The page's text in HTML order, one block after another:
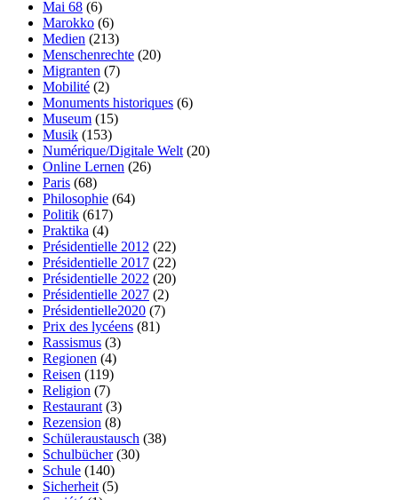
Mai 68 (6)
Marokko (6)
Medien (213)
Menschenrechte (20)
Migranten (7)
Mobilité (2)
Monuments historiques (6)
Museum (15)
Musik (153)
Numérique/Digitale Welt (20)
Online Lernen (26)
Paris (68)
Philosophie (64)
Politik (617)
Praktika (4)
Présidentielle 2012 (22)
Présidentielle 2017 (22)
Présidentielle 2022 (20)
Présidentielle 2027 (2)
Présidentielle2020 (7)
Prix des lycéens (81)
Rassismus (3)
Regionen (4)
Reisen (119)
Religion (7)
Restaurant (3)
Rezension (8)
Schüleraustausch (38)
Schulbücher(30)
Schule (140)
Sicherheit (5)